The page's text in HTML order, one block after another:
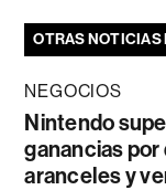
OTRAS NOTICIAS
NEGOCIOS
Nintendo
ganancias
aranceles y